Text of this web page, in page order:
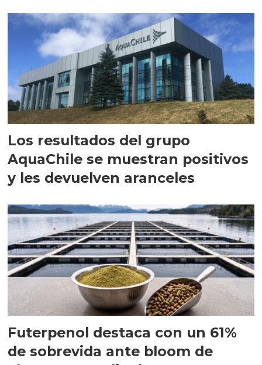
Los resultados del grupo
AquaChile se muestran positivos
y les devuelven aranceles
Futerpenol destaca con un 61%
de sobrevida ante bloom de